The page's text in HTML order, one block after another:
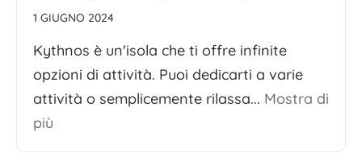
1 GIUGNO 2024
Kythnos è un'isola che ti offre infinite
opzioni di attività. Puoi dedicarti a varie
attività o semplicemente rilassa... Mostra di
più